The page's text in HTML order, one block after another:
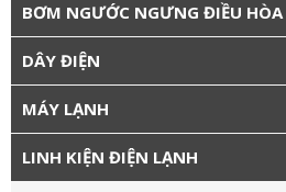
BƠM NGƯỚC NGƯNG ĐIỀU HÒA
DÂY ĐIỆN
MÁY LẠNH
LINH KIỆN ĐIỆN LẠNH